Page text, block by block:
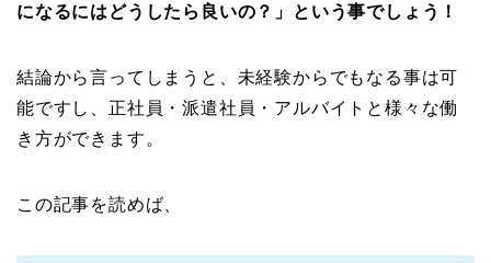
になるにはどうしたら良いの？」
という事でしょう！
結論から言ってしまうと、未経験からでもなる事は可
能ですし、正社員・派遣社員・アルバイトと様々な働
き方ができます。
この記事を読めば、